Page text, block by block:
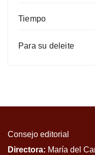
Tiempo
Para su deleite
Consejo editorial
Directora: María del